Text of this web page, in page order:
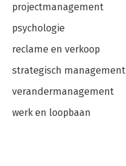
projectmanagement
psychologie
reclame en verkoop
strategisch management
verandermanagement
werk en loopbaan